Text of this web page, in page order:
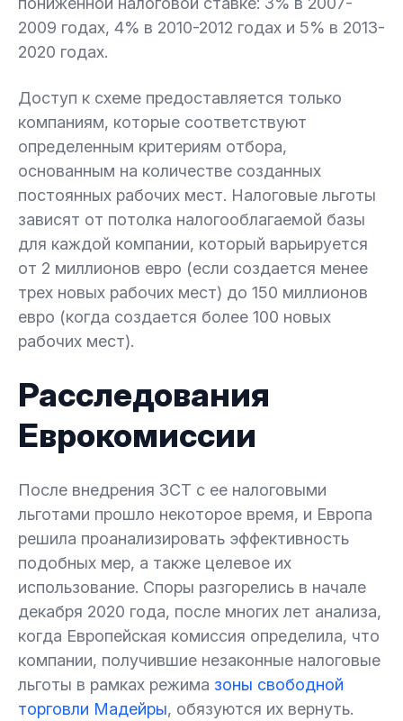
2009 годах, 4% в 2010-2012 годах и 5% в 2013-
2020 годах.
Доступ к схеме предоставляется только
компаниям, которые соответствуют
определенным критериям отбора,
основанным на количестве созданных
постоянных рабочих мест. Налоговые льготы
зависят от потолка налогооблагаемой базы
для каждой компании, который варьируется
от 2 миллионов евро (если создается менее
трех новых рабочих мест) до 150 миллионов
евро (когда создается более 100 новых
рабочих мест).
Расследования
Еврокомиссии
После внедрения ЗСТ с ее налоговыми
льготами прошло некоторое время, и Европа
решила проанализировать эффективность
подобных мер, а также целевое их
использование. Споры разгорелись в начале
декабря 2020 года, после многих лет анализа,
когда Европейская комиссия определила, что
компании, получившие незаконные налоговые
льготы в рамках режима зоны свободной
торговли Мадейры, обязуются их вернуть.